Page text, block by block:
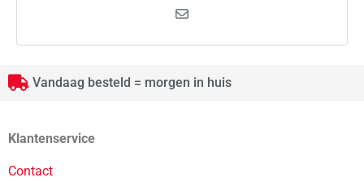
Vandaag besteld = morgen in huis
Klantenservice
Contact